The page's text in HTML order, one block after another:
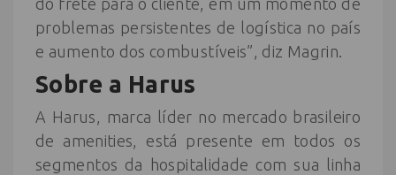
do frete para o cliente, em um momento de
problemas persistentes de logística no país
e aumento dos combustíveis”, diz Magrin.
Sobre a Harus
A Harus, marca líder no mercado brasileiro
de amenities, está presente em todos os
segmentos da hospitalidade com sua linha